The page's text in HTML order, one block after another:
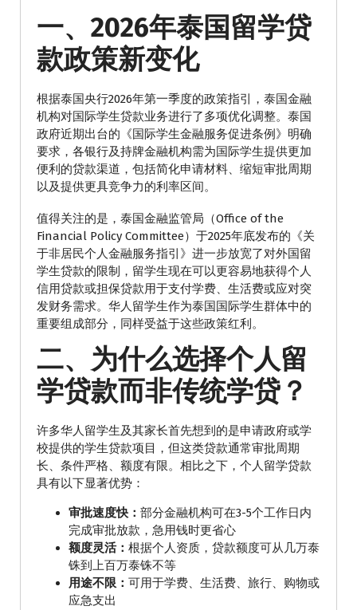
一、2026年泰国留学贷
款政策新变化
根据泰国央行2026年第一季度的政策指引，泰国金融
机构对国际学生贷款业务进行了多项优化调整。泰国
政府近期出台的《国际学生金融服务促进条例》明确
要求，各银行及持牌金融机构需为国际学生提供更加
便利的贷款渠道，包括简化申请材料、缩短审批周期
以及提供更具竞争力的利率区间。
值得关注的是，泰国金融监管局（Office of the
Financial Policy Committee）于2025年底发布的《关
于非居民个人金融服务指引》进一步放宽了对外国留
学生贷款的限制，留学生现在可以更容易地获得个人
信用贷款或担保贷款用于支付学费、生活费或应对突
发财务需求。华人留学生作为泰国国际学生群体中的
重要组成部分，同样受益于这些政策红利。
二、为什么选择个人留
学贷款而非传统学贷？
许多华人留学生及其家长首先想到的是申请政府或学
校提供的学生贷款项目，但这类贷款通常审批周期
长、条件严格、额度有限。相比之下，个人留学贷款
具有以下显著优势：
审批速度快： 部分金融机构可在3-5个工作日内
完成审批放款，急用钱时更省心
额度灵活： 根据个人资质，贷款额度可从几万泰
铢到上百万泰铢不等
用途不限： 可用于学费、生活费、旅行、购物或
应急支出